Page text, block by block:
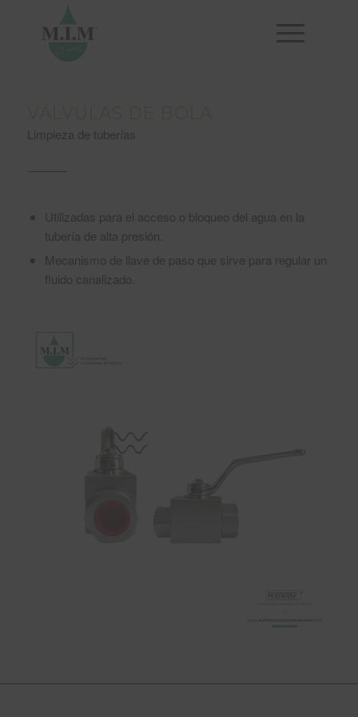
Limpieza de tuberías
Utilizadas para el acceso o bloqueo del agua en la
tubería de alta presión.
Mecanismo de llave de paso que sirve para regular un
fluido canalizado.